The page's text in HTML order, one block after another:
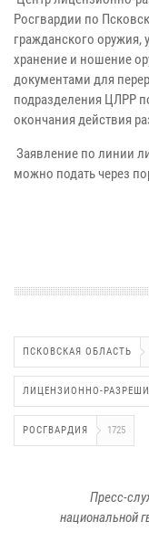
Росгвардии по
гражданского оружия,
хранение и ношение
документами для
подразделения ЦЛРР
окончания действия
Заявление по линии
можно подать через
ПСКОВСКАЯ ОБЛАСТЬ
ЛИЦЕНЗИОННО-
РОСГВАРДИЯ 1725
Пресс-
национальной